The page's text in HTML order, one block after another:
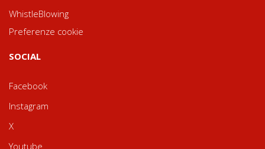
WhistleBlowing
Preferenze cookie
SOCIAL
Facebook
Instagram
X
Youtube